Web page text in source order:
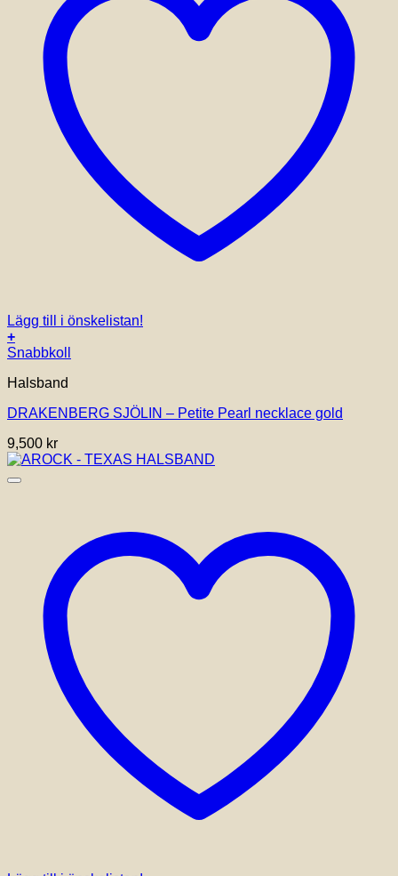
Lägg till i önskelistan!
+
Snabbkoll
Halsband
DRAKENBERG SJÖLIN – Petite Pearl necklace gold
9,500 kr